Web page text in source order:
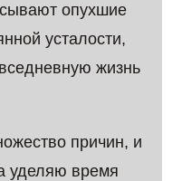
опухшие
усталости,
жизнь
причин, и
уделяю время